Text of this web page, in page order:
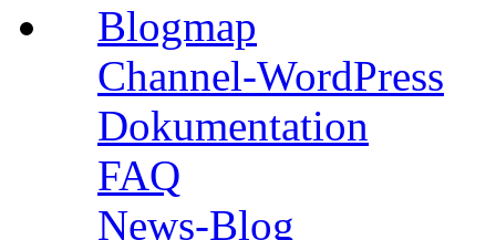
Blogmap
Channel-WordPress
Dokumentation
FAQ
News-Blog